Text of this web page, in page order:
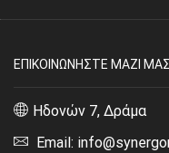
ΕΠΙΚΟΙΝΩΝΗΣΤΕ ΜΑΖΙ ΜΑΣ
Ηδονών 7, Δράμα
Email: